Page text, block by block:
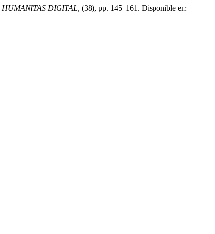
HUMANITAS DIGITAL, (38), pp. 145–161. Disponible en: